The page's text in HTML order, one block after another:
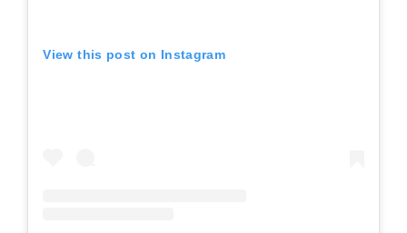
View this post on Instagram